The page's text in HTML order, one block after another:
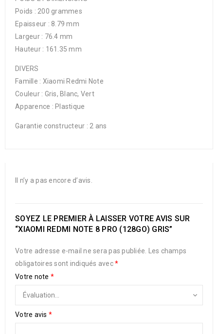
Poids : 200 grammes
Epaisseur : 8.79 mm
Largeur : 76.4 mm
Hauteur : 161.35 mm
DIVERS
Famille : Xiaomi Redmi Note
Couleur : Gris, Blanc, Vert
Apparence : Plastique
Garantie constructeur : 2 ans
Il n’y a pas encore d’avis.
SOYEZ LE PREMIER À LAISSER VOTRE AVIS SUR
“XIAOMI REDMI NOTE 8 PRO (128GO) GRIS”
Votre adresse e-mail ne sera pas publiée.
Les champs
obligatoires sont indiqués avec*
Votre note *
Votre avis *